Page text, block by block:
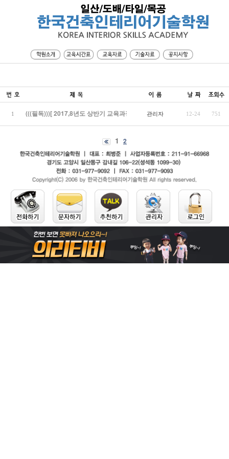
1 (((필독)))[ 2017,8년도 상반기 교육과정 및 시간…
관리자 12-24 751
1 2